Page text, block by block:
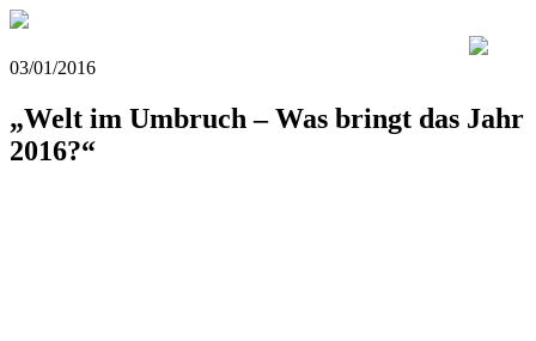
03/01/2016
„Welt im Umbruch – Was bringt das Jahr
2016?“